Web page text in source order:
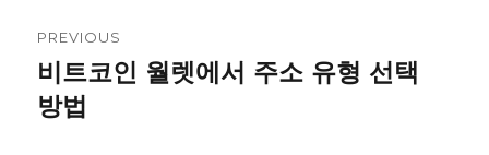
navigation
PREVIOUS
Previous
post:
비트코인 월렛에서 주소 유형 선택
방법